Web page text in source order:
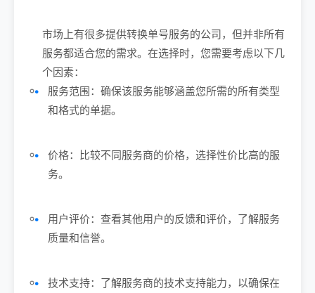
市场上有很多提供转换单号服务的公司，但并非所有
服务都适合您的需求。在选择时，您需要考虑以下几
个因素：
服务范围：确保该服务能够涵盖您所需的所有类型
和格式的单据。
价格：比较不同服务商的价格，选择性价比高的服
务。
用户评价：查看其他用户的反馈和评价，了解服务
质量和信誉。
技术支持：了解服务商的技术支持能力，以确保在